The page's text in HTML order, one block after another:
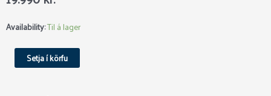
Availability:Til á lager
Loop
Veiðigleraugu
Copper/Green
Setja í körfu